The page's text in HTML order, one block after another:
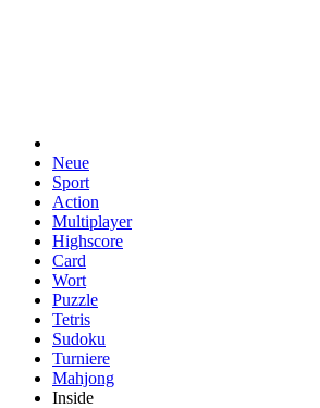
Neue
Sport
Action
Multiplayer
Highscore
Card
Wort
Puzzle
Tetris
Sudoku
Turniere
Mahjong
Inside